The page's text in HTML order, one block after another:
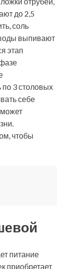
до 2,5
соль
выпивают
этап
по 3 столовых
себе
чтобы
питание
приобретает